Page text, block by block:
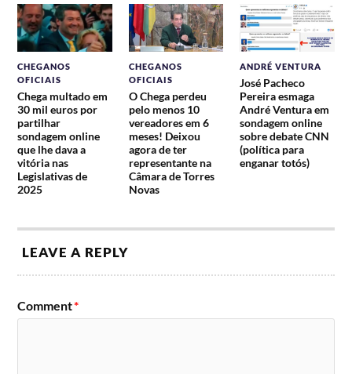
CHEGANOS
OFICIAIS
Chega multado em
30 mil euros por
partilhar
sondagem online
que lhe dava a
vitória nas
Legislativas de
2025
CHEGANOS
OFICIAIS
O Chega perdeu
pelo menos 10
vereadores em 6
meses! Deixou
agora de ter
representante na
Câmara de Torres
Novas
ANDRÉ VENTURA
José Pacheco
Pereira esmaga
André Ventura em
sondagem online
sobre debate CNN
(política para
enganar totós)
LEAVE A REPLY
Comment*